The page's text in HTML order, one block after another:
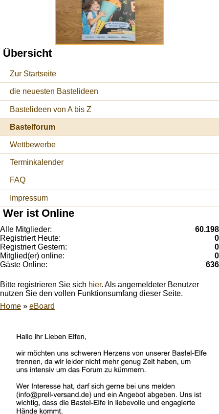
Übersicht
Zur Startseite
die neuesten Bastelideen
Bastelideen von A bis Z
Bastelforum
Wettbewerbe
Terminkalender
FAQ
Impressum
Wer ist Online
Alle Mitglieder:
60.198
Registriert Heute:
0
Registriert Gestern:
0
Mitglied(er) online:
0
Gäste Online:
636
Bitte registrieren Sie sich hier. Als angemeldeter Benutzer
nutzen Sie den vollen Funktionsumfang dieser Seite.
Home » eBoard